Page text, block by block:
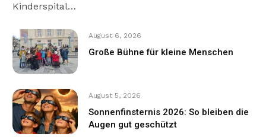
Kinderspital…
August 6, 2026
Große Bühne für kleine Menschen
August 5, 2026
Sonnenfinsternis 2026: So bleiben die
Augen gut geschützt